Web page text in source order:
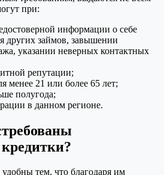
при:
информации о себе
других займов, завышении
указании неверных контактных
репутации;
менее 21 или более 65 лет;
полугода;
в данном регионе.
тем, что благодаря им